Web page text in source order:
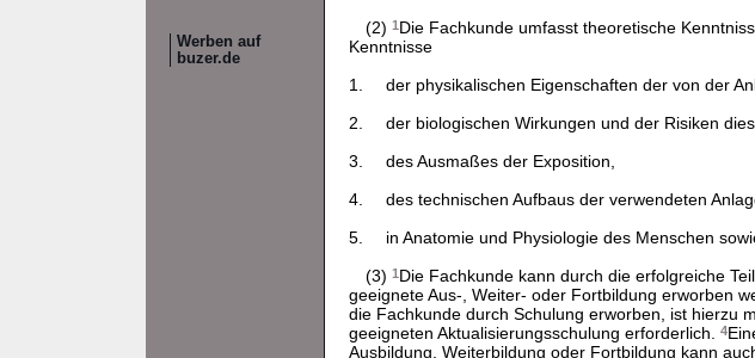
Werben auf
buzer.de
(2) 1Die Fachkunde umfasst theoretische
Kenntnisse
1.
der physikalischen Eigenschaften der von der
2.
der biologischen Wirkungen und der Risiken
3.
des Ausmaßes der Exposition,
4.
des technischen Aufbaus der verwendeten
5.
in Anatomie und Physiologie des Menschen
(3) 1Die Fachkunde kann durch die erfolgreiche
geeignete Aus-, Weiter- oder Fortbildung erworben
die Fachkunde durch Schulung erworben, ist hierzu
geeigneten Aktualisierungsschulung erforderlich.
4
Ausbildung, Weiterbildung oder Fortbildung kann